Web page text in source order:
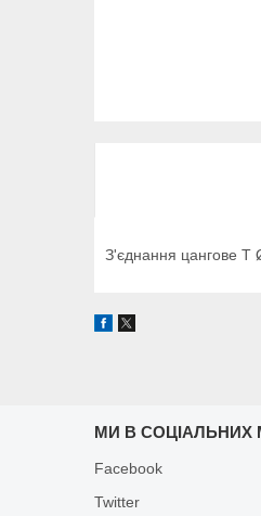
З'єднання цангове
МИ В СОЦІАЛЬНИХ
Facebook
Twitter